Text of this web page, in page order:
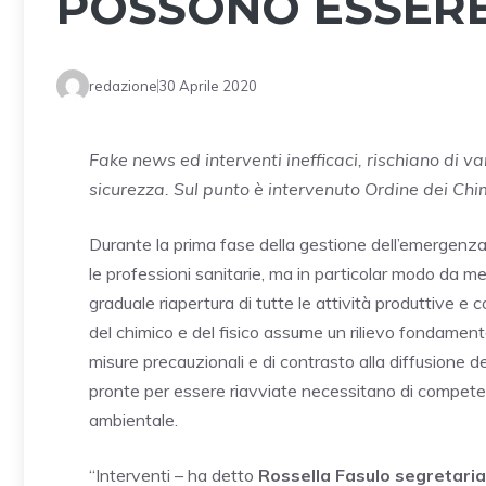
redazione30 Aprile 2020
Fake news ed interventi inefficaci, rischiano di
sicurezza. Sul punto è intervenuto Ordine dei
Durante la prima fase della gestione
le professioni sanitarie, ma in particolar modo da
graduale riapertura di tutte le attività produttive e
del chimico e del fisico assume un rilievo
misure precauzionali e di contrasto alla diffusione
pronte per essere riavviate necessitano di
ambientale.
“Interventi – ha detto Rossella Fasulo